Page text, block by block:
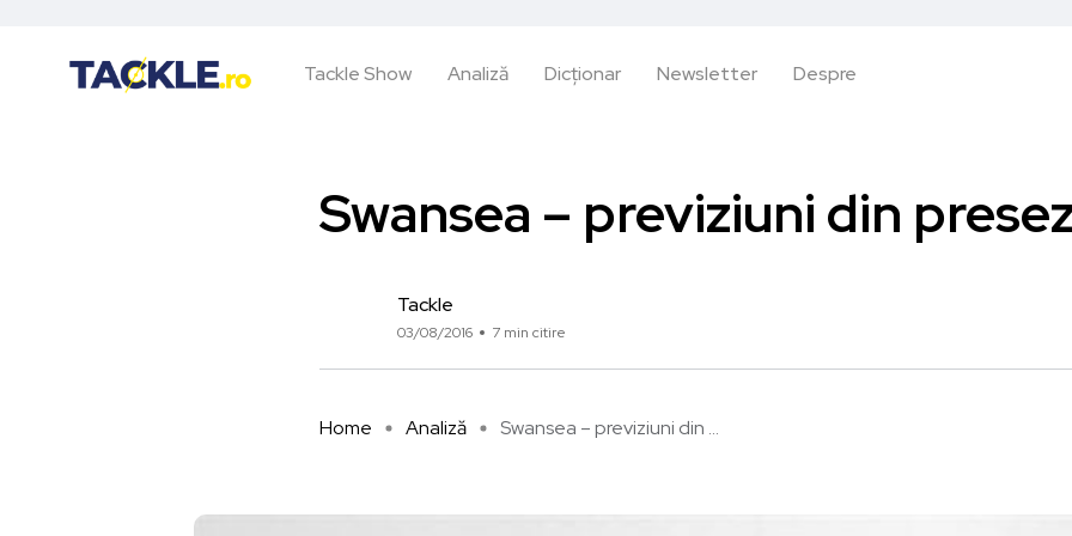
Tackle Show Analiză Dicționar Newsletter Despre
Swansea – previziuni din
Tackle
03/08/2016 7 min citire
Home Analiză Swansea – previziuni din ...